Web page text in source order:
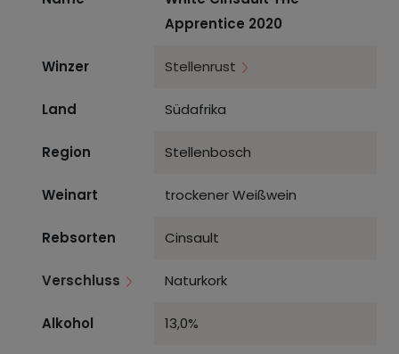
Apprentice 2020
Winzer Stellenrust
Land Südafrika
Region Stellenbosch
Weinart trockener Weißwein
Rebsorten Cinsault
Verschluss Naturkork
Alkohol 13,0%